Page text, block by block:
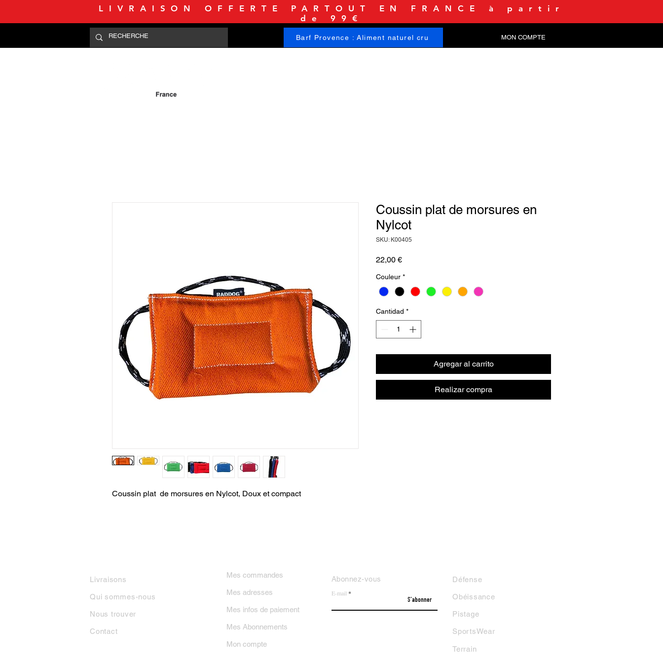
LIVRAISON OFFERTE PARTOUT EN FRANCE à partir
de 99€
Barf Provence : Aliment naturel cru MON COMPTE
Coussin plat  de morsures en Nylcot, Doux et compact
Coussin plat de morsures en
Nylcot
SKU: K00405
22,00 €Precio
Couleur *
Cantidad *
Agregar al carrito
Realizar compra
Livraisons
Qui sommes-nous
Nous trouver
Contact
Abonnez-vous
E-mail
S'abonner
Défense
Obéissance
Pistage
SportsWear
Terrain
Mes commandes
Mes adresses
Mes infos de paiement
Mes Abonnements
Mon compte